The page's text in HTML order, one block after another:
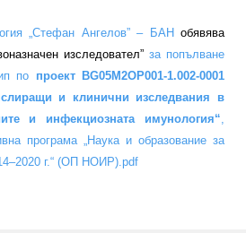
„Стефан Ангелов” – БАН
обявява
изследовател” за попълване
по проект BG05М2ОР001-1.002-0001
и клинични изследвания в
и инфекциозната имунология“,
програма „Наука и образование за
г.“ (ОП НОИР).pdf